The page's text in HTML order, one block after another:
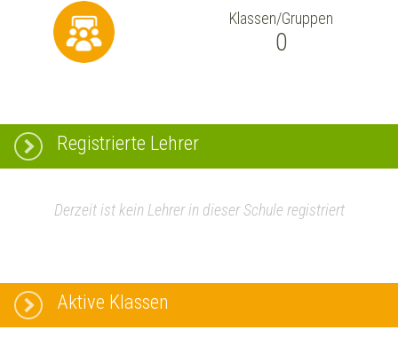
Klassen/Gruppen
0
Registrierte Lehrer
Derzeit ist kein Lehrer in dieser Schule registriert
Aktive Klassen